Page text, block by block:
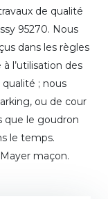
de qualité
95270. Nous
dans les règles
l’utilisation des
; nous
ou de cour
que le goudron
le temps.
maçon.